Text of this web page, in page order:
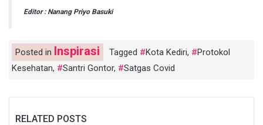
Editor : Nanang Priyo Basuki
Posted in Inspirasi Tagged Kota Kediri,
Protokol
Kesehatan, Santri Gontor, Satgas Covid
RELATED POSTS